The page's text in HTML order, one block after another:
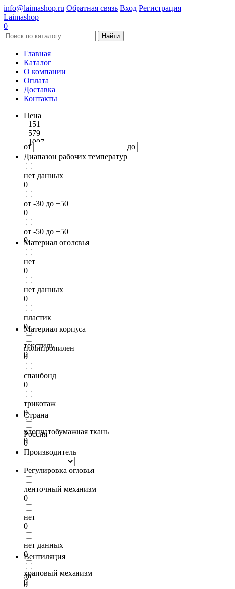
info@laimashop.ru Обратная связь Вход Регистрация
Laimashop
0
Найти
Главная
Каталог
О компании
Оплата
Доставка
Контакты
Цена
151
579
1007
от
до
Диапазон рабочих температур
нет данных
0
от -30 до +50
0
от -50 до +50
0
Материал оголовья
нет
0
нет данных
0
пластик
0
текстиль
0
Материал корпуса
полипропилен
0
спанбонд
0
трикотаж
0
хлопчатобумажная ткань
0
Страна
Россия
0
Производитель
Регулировка огловья
ленточный механизм
0
нет
0
нет данных
0
храповый механизм
0
Вентиляция
да
0